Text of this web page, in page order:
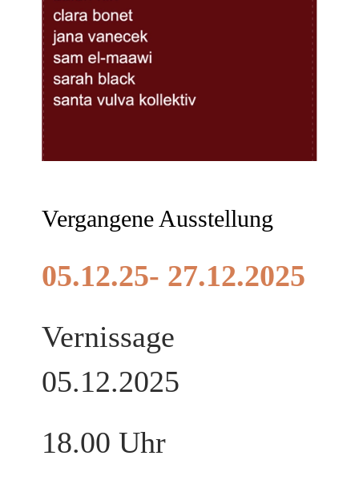
Vergangene Ausstellung
05.12.25- 27.12.2025
Vernissage
05.12.2025
18.00 Uhr